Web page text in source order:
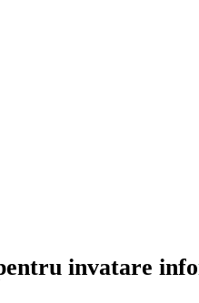
invatare